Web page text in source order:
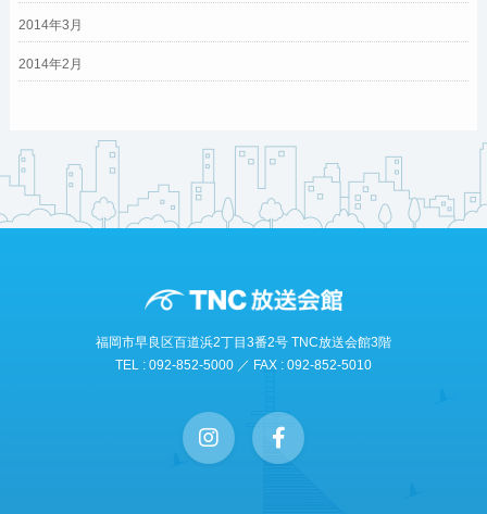
2014年3月
2014年2月
福岡市早良区百道浜2丁目3番2号 TNC放送会館3階
TEL : 092-852-5000 ／ FAX : 092-852-5010